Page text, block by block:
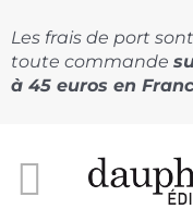
au
contenu
Les frais de port
toute commande
à 45 euros en